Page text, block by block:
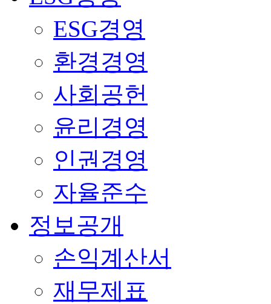
ESG경영
환경경영
사회공헌
윤리경영
인권경영
자율준수
정보공개
손익계산서
재무제표